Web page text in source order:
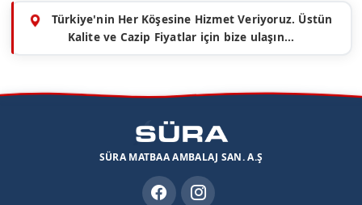
Türkiye'nin Her Köşesine Hizmet Veriyoruz. Üstün
Kalite ve Cazip Fiyatlar için bize ulaşın...
SÜRA MATBAA AMBALAJ SAN. A.Ş